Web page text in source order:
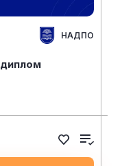
НАДПО